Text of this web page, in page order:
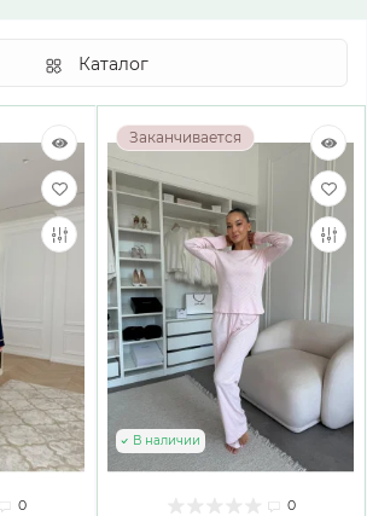
Каталог
0
Заканчивается
0
В наличии